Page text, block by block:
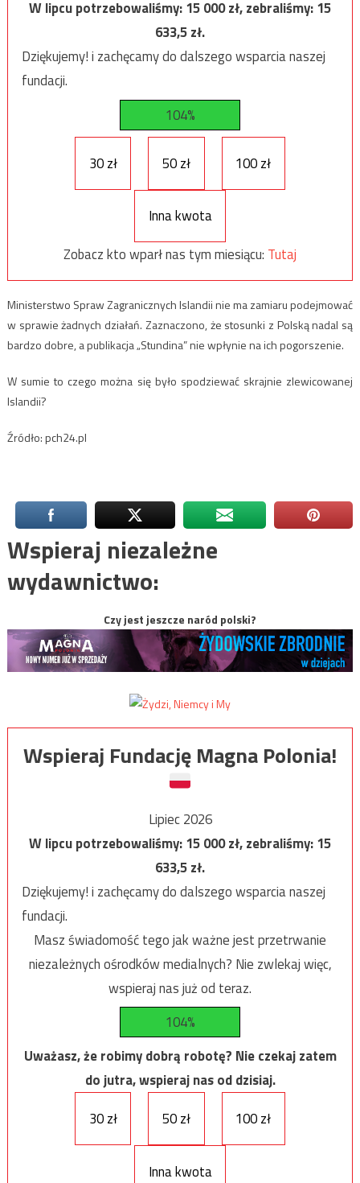
W lipcu potrzebowaliśmy:15 000zł, zebraliśmy:15
633,5zł.
Dziękujemy! i zachęcamy do dalszego wsparcia naszej
fundacji.
104%
30 zł 50 zł 100 zł
Inna kwota
Zobacz kto wparł nas tym miesiącu: Tutaj
Ministerstwo Spraw Zagranicznych Islandii nie ma zamiaru podejmować
w sprawie żadnych działań. Zaznaczono, że stosunki z Polską nadal są
bardzo dobre, a publikacja „Stundina” nie wpłynie na ich pogorszenie.
W sumie to czego można się było spodziewać skrajnie zlewicowanej
Islandii?
Źródło: pch24.pl
Wspieraj niezależne
wydawnictwo:
Czy jest jeszcze naród polski?
Wspieraj Fundację Magna Polonia!
Lipiec 2026
W lipcu potrzebowaliśmy:15 000zł, zebraliśmy:15
633,5zł.
Dziękujemy! i zachęcamy do dalszego wsparcia naszej
fundacji.
Masz świadomość tego jak ważne jest przetrwanie
niezależnych ośrodków medialnych? Nie zwlekaj więc,
wspieraj nas już od teraz.
104%
Uważasz, że robimy dobrą robotę? Nie czekaj zatem
do jutra, wspieraj nas od dzisiaj.
30 zł
50 zł 100 zł
Inna kwota